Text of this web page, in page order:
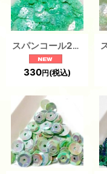
スパンコール2246 梅花6mm グリーン1g
330円 (税込)